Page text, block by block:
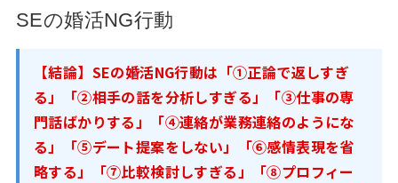
SEの婚活NG行動
【結論】SEの婚活NG行動は「①正論で返しすぎ
る」「②相手の話を分析しすぎる」「③仕事の専
門話ばかりする」「④連絡が業務連絡のようにな
る」「⑤デート提案をしない」「⑥感情表現を省
略する」「⑦比較検討しすぎる」「⑧プロフィー